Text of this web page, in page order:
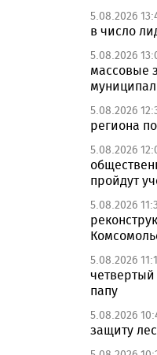
5.08.2026
в число
5.08.2026
массовые
5.08.2026
региона
5.08.2026
пройдут
5.08.2026
5.08.2026
папу
5.08.2026
защиту